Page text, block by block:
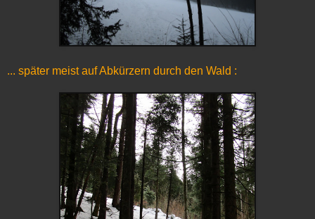
... später meist auf Abkürzern durch den Wald :